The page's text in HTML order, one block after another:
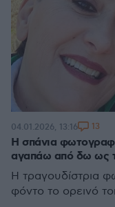
Η σπάνια
αγαπάω από δω ως
Η τραγουδίστρια
φόντο το ορεινό
04.01.2026, 13:16 13